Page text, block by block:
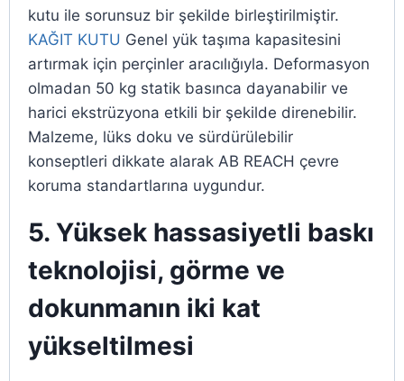
kutu ile sorunsuz bir şekilde birleştirilmiştir.
KAĞIT KUTU Genel yük taşıma kapasitesini
artırmak için perçinler aracılığıyla. Deformasyon
olmadan 50 kg statik basınca dayanabilir ve
harici ekstrüzyona etkili bir şekilde direnebilir.
Malzeme, lüks doku ve sürdürülebilir
konseptleri dikkate alarak AB REACH çevre
koruma standartlarına uygundur.
5. Yüksek hassasiyetli baskı
teknolojisi, görme ve
dokunmanın iki kat
yükseltilmesi